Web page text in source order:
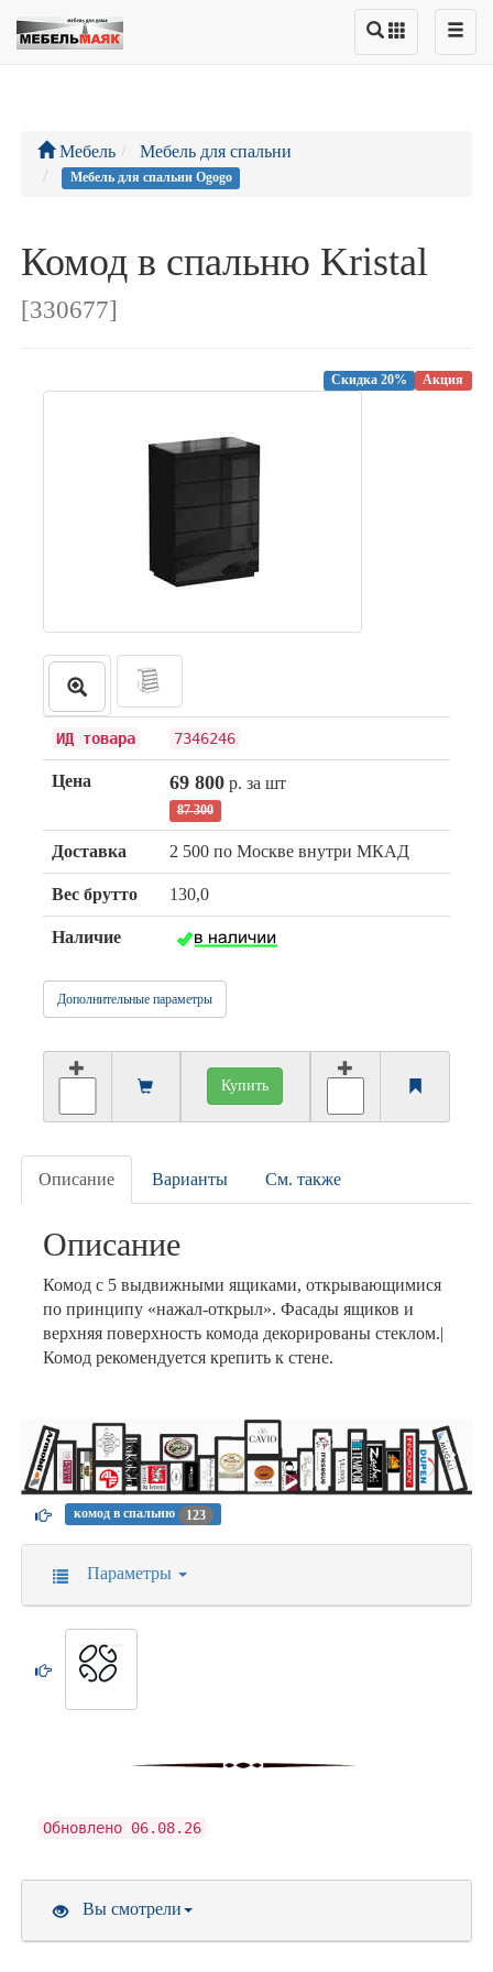
Мебель Мебель для спальни
Мебель для спальни Ogogo
Комод в спальню Kristal
[330677]
Акция
Скидка 20%
ИД товара 7346246
Цена 69 800р. за шт
87 300
Доставка 2 500 по Москве внутри МКАД
Вес брутто 130,0
Наличие
Дополнительные параметры
Купить
Описание Варианты См. также
Описание
Комод с 5 выдвижными ящиками, открывающимися
по принципу «нажал-открыл». Фасады ящиков и
верхняя поверхность комода декорированы стеклом.|
Комод рекомендуется крепить к стене.
комод в спальню 123
Параметры
Обновлено 06.08.26
Вы смотрели